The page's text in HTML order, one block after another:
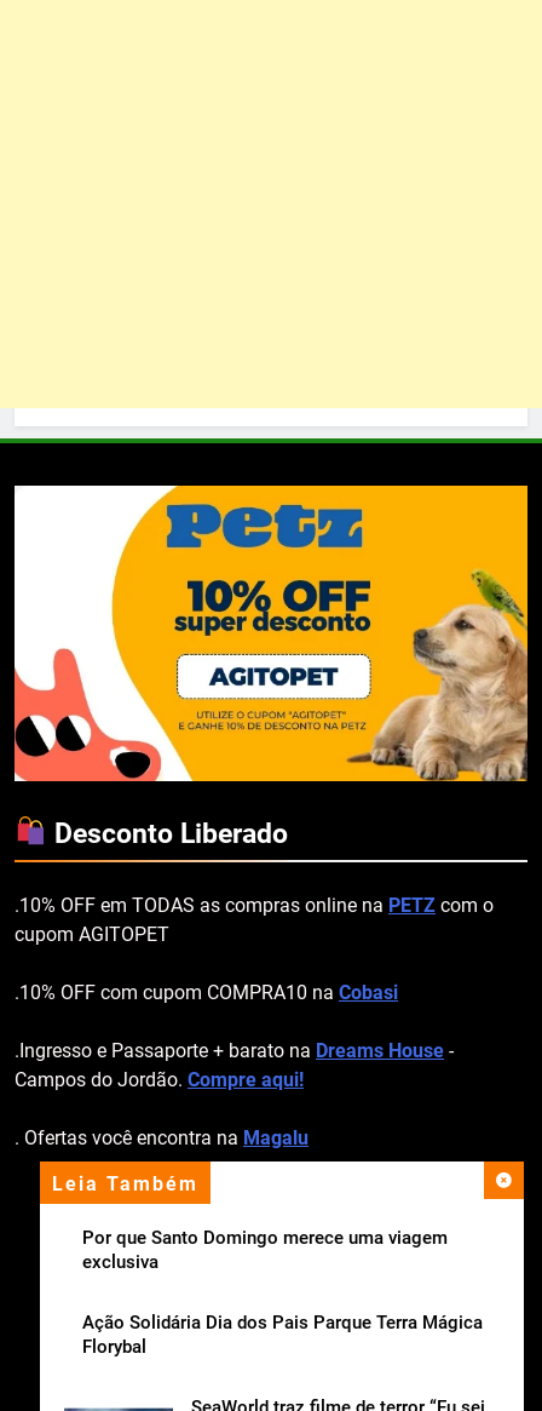
Leia Também
Por que Santo Domingo merece uma viagem
exclusiva
Ação Solidária Dia dos Pais Parque Terra Mágica
Florybal
Desconto Liberado
.10% OFF em TODAS as compras online na PETZ com o
cupom AGITOPET
.10% OFF com cupom COMPRA10 na Cobasi
.Ingresso e Passaporte + barato na Dreams House -
Campos do Jordão. Compre aqui!
. Ofertas você encontra na Magalu
apoio institucional